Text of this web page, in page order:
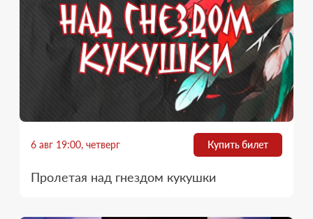
6 авг 19:00, четверг Купить билет
Пролетая над гнездом кукушки